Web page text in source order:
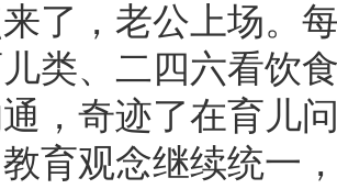
，老公上场。每
类、二四六看饮
，奇迹了在育儿
育观念继续统一